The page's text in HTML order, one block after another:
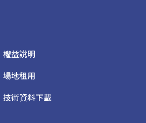
權益說明
場地租用
技術資料下載